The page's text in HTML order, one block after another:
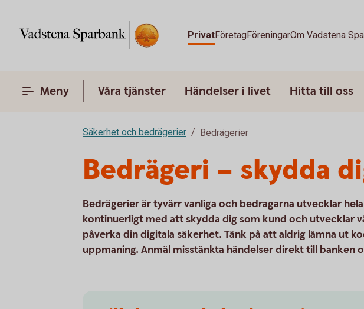
PrivatFöretagFöreningarOm Vadstena
Meny Våra tjänster Händelser i livet Hitta till oss
Säkerhet och bedrägerier Bedrägerier
Bedrägeri – skydda
Bedrägerier är tyvärr vanliga och bedragarna utvecklar
kontinuerligt med att skydda dig som kund och utvecklar
påverka din digitala säkerhet. Tänk på att aldrig lämna ut
uppmaning. Anmäl misstänkta händelser direkt till banken